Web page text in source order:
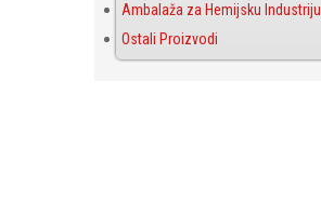
Ambalaža za Hemijsku Industriju
Ostali Proizvodi